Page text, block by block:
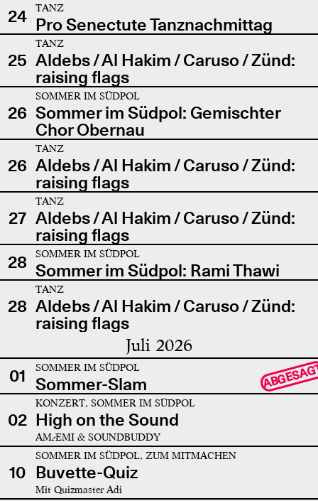
24
TANZ
Pro Senectute Tanznachmittag
25
TANZ
Aldebs / Al Hakim / Caruso / Zünd:
raising flags
26
SOMMER IM SÜDPOL
Sommer im Südpol: Gemischter
Chor Obernau
26
TANZ
Aldebs / Al Hakim / Caruso / Zünd:
raising flags
27
TANZ
Aldebs / Al Hakim / Caruso / Zünd:
raising flags
28
SOMMER IM SÜDPOL
Sommer im Südpol: Rami Thawi
28
TANZ
Aldebs / Al Hakim / Caruso / Zünd:
raising flags
Juli 2026
01 SOMMER IM SÜDPOL
Sommer-Slam
02
KONZERT, SOMMER IM SÜDPOL
High on the Sound
AMÆMI & SOUNDBUDDY
10
SOMMER IM SÜDPOL, ZUM MITMACHEN
Buvette-Quiz
Mit Quizmaster Adi